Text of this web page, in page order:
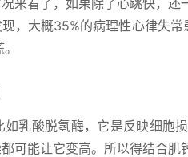
来看了，如果除了心跳快，
，大概35%的病理性心律失
乳酸脱氢酶，它是反映细胞
能让它变高。所以得结合肌